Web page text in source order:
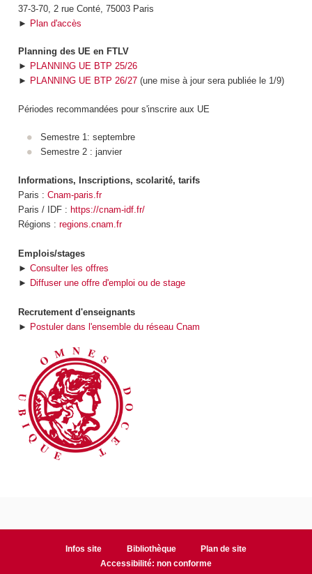
37-3-70, 2 rue Conté, 75003 Paris
► Plan d'accès
Planning des UE en FTLV
► PLANNING UE BTP 25/26
► PLANNING UE BTP 26/27(une mise à jour sera publiée le 1/9)
Périodes recommandées pour s'inscrire aux UE
Semestre 1: septembre
Semestre 2 : janvier
Informations, Inscriptions, scolarité, tarifs
Paris : Cnam-paris.fr
Paris / IDF : https://cnam-idf.fr/
Régions : regions.cnam.fr
Emplois/stages
► Consulter les offres
► Diffuser une offre d'emploi ou de stage
Recrutement d'enseignants
► Postuler dans l'ensemble du réseau Cnam
Infos site Bibliothèque
Plan de site
Accessibilité: non conforme